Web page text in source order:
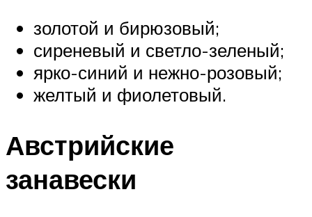
золотой и бирюзовый;
сиреневый и светло-зеленый;
ярко-синий и нежно-розовый;
желтый и фиолетовый.
Австрийские
занавески